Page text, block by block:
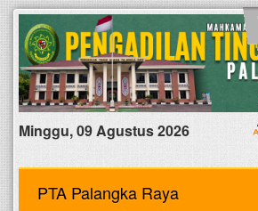
Minggu, 09 Agustus 2026
PTA Palangka Raya